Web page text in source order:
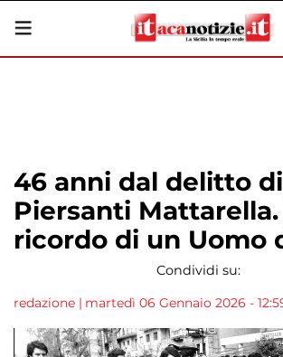
46 anni dal delitto di
Piersanti Mattarella.
ricordo di un Uomo
Condividi su:
redazione | martedì 06 Gennaio 2026 -